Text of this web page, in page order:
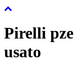
Pirelli
usato